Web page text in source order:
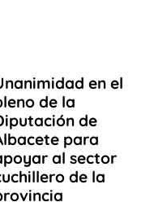
en el
de la
de
para
al sector
de la